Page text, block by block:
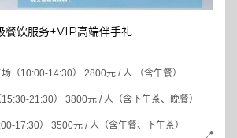
餐饮服务+VIP高端伴手礼
（10:00-14:30） 2800元 / 人 （含午餐）
21:30） 3800元 / 人（含下午茶、晚餐）
17:30） 3500元 / 人（含午餐、下午茶）